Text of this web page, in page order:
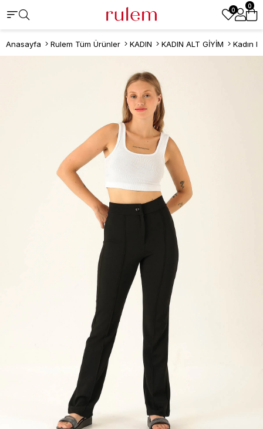
0
0
Anasayfa Rulem Tüm Ürünler KADIN KADIN ALT GİYİM Kadın